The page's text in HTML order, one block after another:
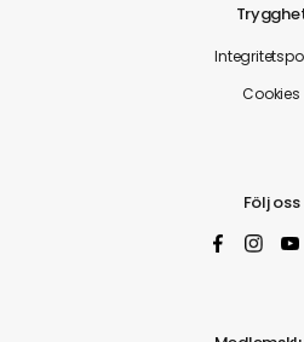
Cookies
Följ oss